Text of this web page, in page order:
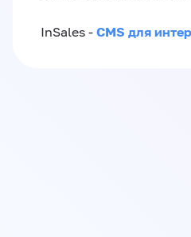
InSales - CMS для